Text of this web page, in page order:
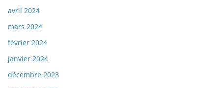
avril 2024
mars 2024
février 2024
janvier 2024
décembre 2023